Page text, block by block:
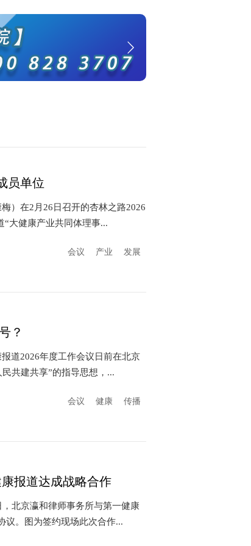
员单位
）在2月26日召开的杏林之路2026
大健康产业共同体理事...
会议 产业 发展
？
道2026年度工作会议日前在北京
共建共享”的指导思想，...
会议 健康 传播
报道达成战略合作
北京瀛和律师事务所与第一健康
议。图为签约现场此次合作...